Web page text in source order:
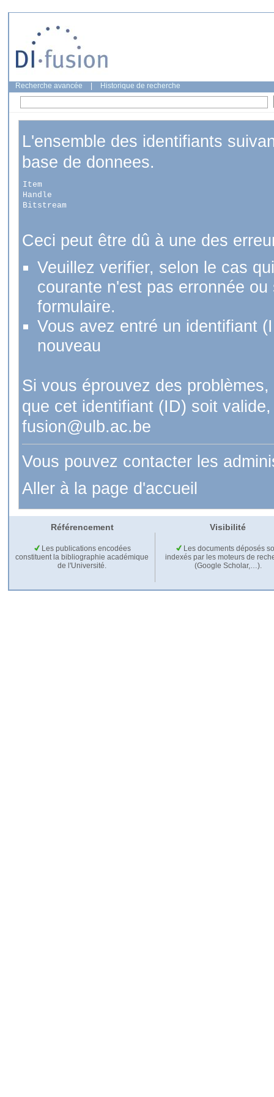
Recherche avancée Historique de recherche
L'ensemble des identifiants
base de donnees.
Item
Handle
Bitstream
Ceci peut être dû à une des
Veuillez verifier, selon le cas
courante n'est pas erronnée
formulaire.
Vous avez entré un identifiant
nouveau
Si vous éprouvez des
que cet identifiant (ID) soit
fusion@ulb.ac.be
Vous pouvez contacter les
Aller à la page d'accueil
Référencement Visibilité
Les publications encodées
constituent la bibliographie académique
de l'Université.
Les documents déposés
indexés par les moteurs de
(Google Scholar,…).